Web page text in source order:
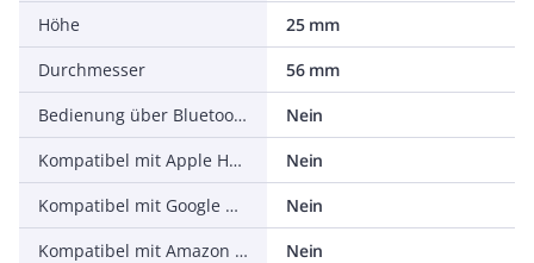
Höhe
25 mm
Durchmesser
56 mm
Bedienung über Bluetooth
Nein
Kompatibel mit Apple HomeKit
Nein
Kompatibel mit Google Assistant
Nein
Kompatibel mit Amazon Alexa
Nein